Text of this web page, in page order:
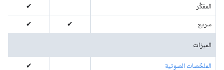
المفكِّر ✔
سريع ✔
✔
الميزات
الملخّصات الصوتية ✔